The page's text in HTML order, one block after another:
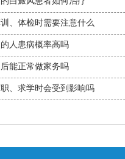
、体检时需要注意什么
人患病概率高吗
能正常做家务吗
、求学时会受到影响吗